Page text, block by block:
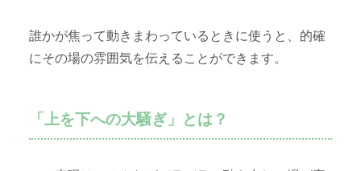
誰かが焦って動きまわっているときに使うと、的確
にその場の雰囲気を伝えることができます。
「上を下への大騒ぎ」とは？